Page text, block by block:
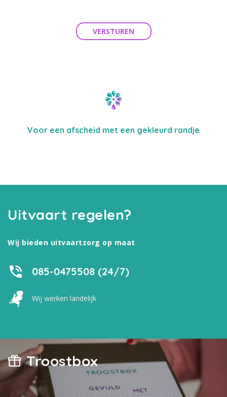
VERSTUREN
Voor een afscheid met een gekleurd randje
Uitvaart regelen?
Wij bieden uitvaartzorg op maat
085-0475508 (24/7)
Wij werken landelijk
Troostbox